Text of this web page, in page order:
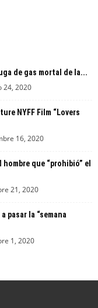
de gas mortal de la...
24, 2020
NYFF Film “Lovers
16, 2020
que “prohibió” el
21, 2020
pasar la “semana
1, 2020